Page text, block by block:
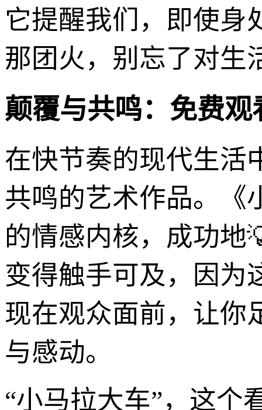
它提醒我们，即使身
那团火，别忘了对生
颠覆与共鸣：免费
在快节奏的现代生活
共鸣的艺术作品。《
的情感内核，成功地
变得触手可及，因为
现在观众面前，让你
与感动。
“小马拉大车”，这个